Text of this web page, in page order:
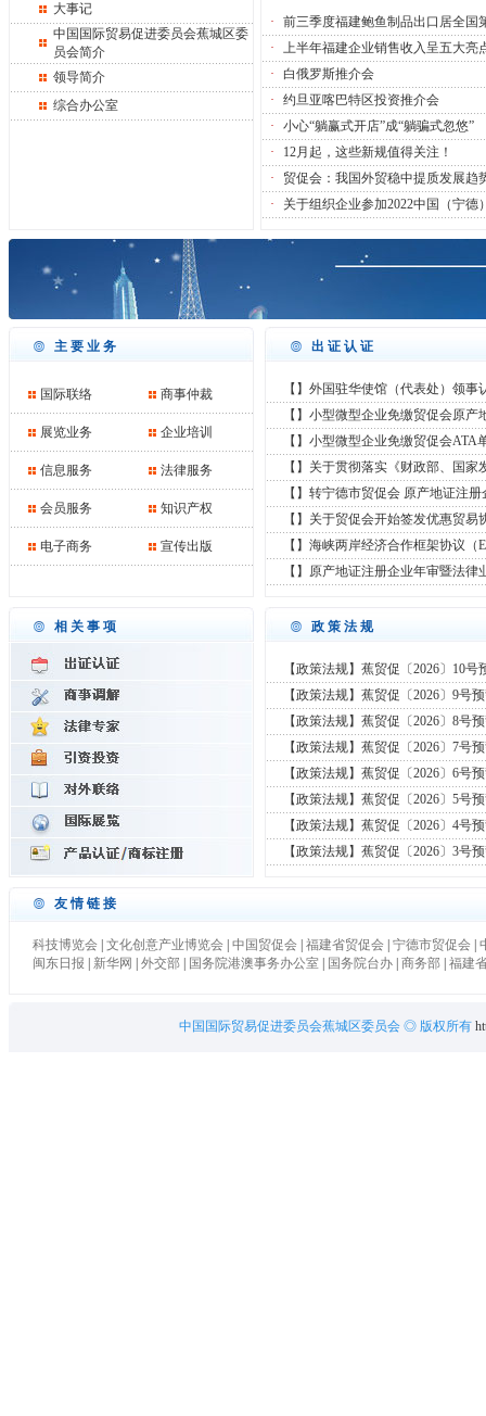
大事记
中国国际贸易促进委员会蕉城区委
员会简介
领导简介
综合办公室
·
前三季度福建鲍鱼制品出口居全国
·
上半年福建企业销售收入呈五大亮
·
白俄罗斯推介会
·
约旦亚喀巴特区投资推介会
·
小心“躺赢式开店”成“躺骗式忽悠”
·
12月起，这些新规值得关注！
·
贸促会：我国外贸稳中提质发展趋
·
关于组织企业参加2022中国（宁德
主要业务
国际联络 商事仲裁
展览业务 企业培训
信息服务 法律服务
会员服务 知识产权
电子商务 宣传出版
出证认证
【】外国驻华使馆（代表处）领事
【】小型微型企业免缴贸促会原产
【】小型微型企业免缴贸促会ATA
【】关于贯彻落实《财政部、国
【】转宁德市贸促会 原产地证注
【】关于贸促会开始签发优惠贸易
【】海峡两岸经济合作框架协议（
【】原产地证注册企业年审暨法律
相关事项 政策法规
【政策法规】蕉贸促〔2026〕10号
【政策法规】蕉贸促〔2026〕9号
【政策法规】蕉贸促〔2026〕8号
【政策法规】蕉贸促〔2026〕7号
【政策法规】蕉贸促〔2026〕6号
【政策法规】蕉贸促〔2026〕5号
【政策法规】蕉贸促〔2026〕4号
【政策法规】蕉贸促〔2026〕3号
友情链接
科技博览会| 文化创意产业博览会| 中国贸促会| 福建省贸促会| 宁德市贸促会|
闽东日报
新华网 外交部| 国务院港澳事务办公室| 国务院台办| 商务部 福建
中国国际贸易促进委员会蕉城区委员会 ◎ 版权所有